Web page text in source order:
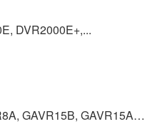
DVR2000E+,...
GAVR15B, GAVR15A…